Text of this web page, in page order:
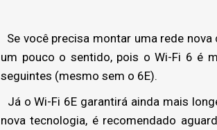
Se você precisa montar uma rede
um pouco o sentido, pois o Wi-Fi 6 é
seguintes (mesmo sem o 6E).
Já o Wi-Fi 6E garantirá ainda mais
nova tecnologia, é recomendado